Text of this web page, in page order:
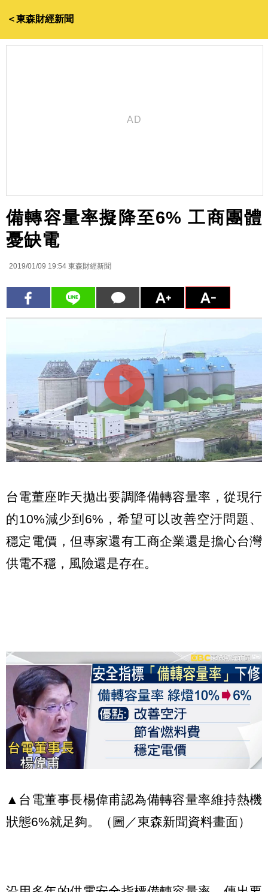
＜東森財經新聞
備轉容量率擬降至6% 工商團體
憂缺電
2019/01/09 19:54 東森財經新聞
台電董座昨天拋出要調降備轉容量率，從現行
的10%減少到6%，希望可以改善空汙問題、
穩定電價，但專家還有工商企業還是擔心台灣
供電不穩，風險還是存在。
▲台電董事長楊偉甫認為備轉容量率維持熱機
狀態6%就足夠。（圖／東森新聞資料畫面）